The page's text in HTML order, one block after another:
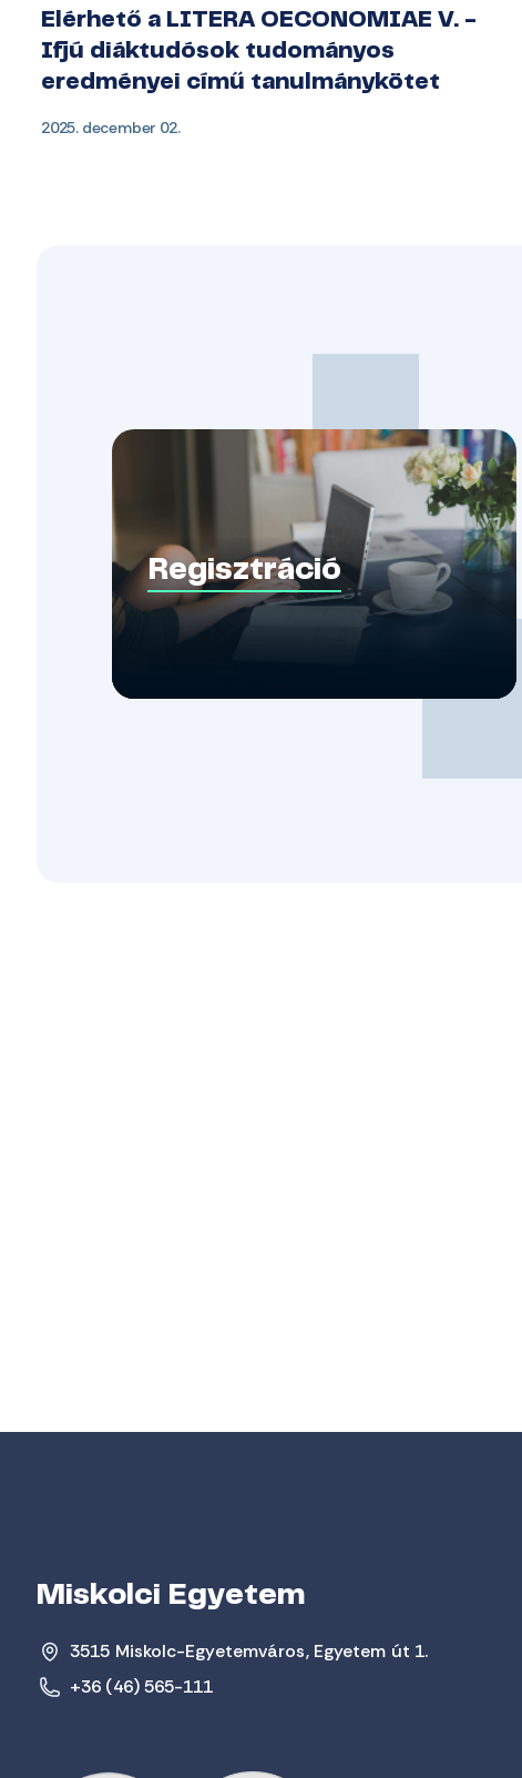
Elérhető a LITERA OECONOMIAE V. -
Ifjú diáktudósok tudományos
eredményei című tanulmánykötet
2025. december 02.
Regisztráció
Miskolci Egyetem
3515 Miskolc-Egyetemváros, Egyetem út 1.
+36 (46) 565-111